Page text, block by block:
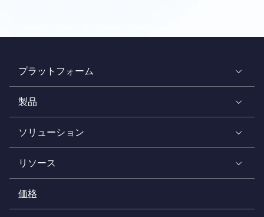
プラットフォーム
製品
ソリューション
リソース
価格